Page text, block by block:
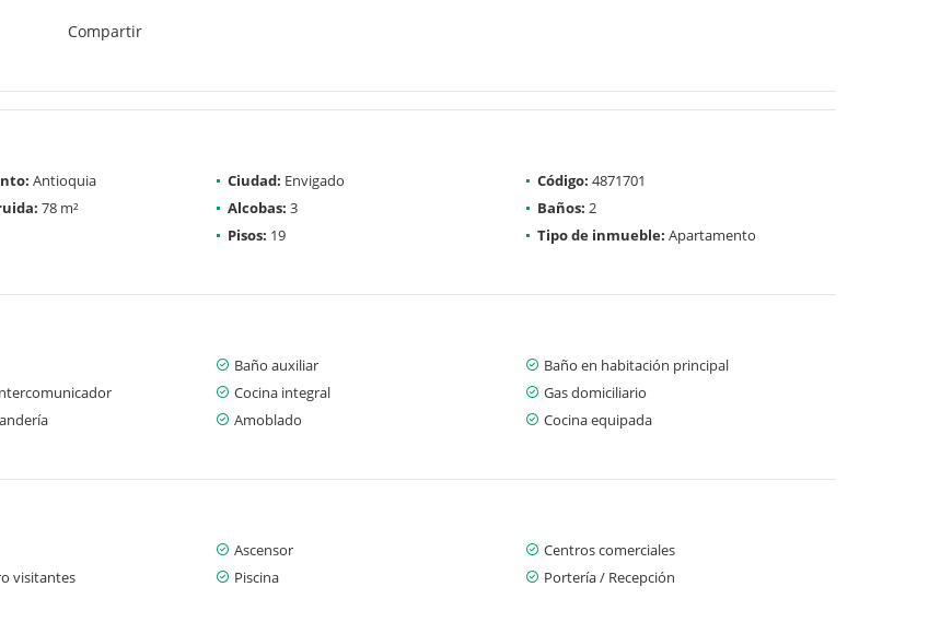
Compartir
Antioquia Ciudad: Envigado Código: 4871701
78 m² Alcobas: 3 Baños: 2
Pisos: 19 Tipo de inmueble: Apartamento
Baño auxiliar
Baño en habitación principal
Cocina integral
Gas domiciliario
Amoblado
Cocina equipada
Ascensor
Centros comerciales
visitantes Piscina
Portería / Recepción